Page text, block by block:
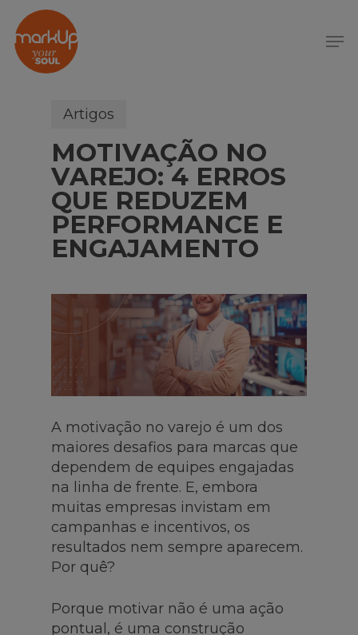
Menu
Artigos
MOTIVAÇÃO NO
VAREJO: 4 ERROS
QUE REDUZEM
PERFORMANCE E
ENGAJAMENTO
A motivação no varejo é um dos
maiores desafios para marcas que
dependem de equipes engajadas
na linha de frente. E, embora
muitas empresas invistam em
campanhas e incentivos, os
resultados nem sempre aparecem.
Por quê?
Porque motivar não é uma ação
pontual, é uma construção